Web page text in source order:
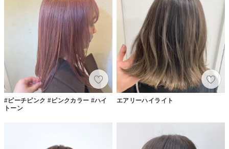
#ピーチピンク #ピンクカラー #ハイ
トーン
エアリーハイライト